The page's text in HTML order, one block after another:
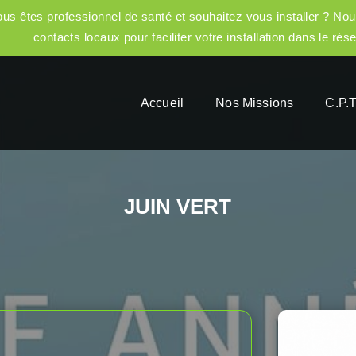
êtes professionnel de santé et souhaitez vous installer ?
contacts locaux pour faciliter votre installation dans le
Accueil Nos Missions
JUIN VERT